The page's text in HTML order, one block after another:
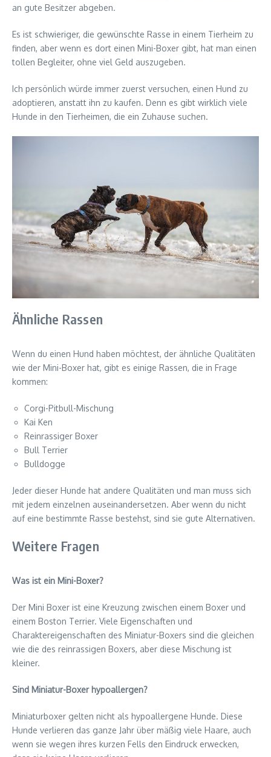
an gute Besitzer abgeben.
Es ist schwieriger, die gewünschte Rasse in einem Tierheim zu
finden, aber wenn es dort einen Mini-Boxer gibt, hat man einen
tollen Begleiter, ohne viel Geld auszugeben.
Ich persönlich würde immer zuerst versuchen, einen Hund zu
adoptieren, anstatt ihn zu kaufen. Denn es gibt wirklich viele
Hunde in den Tierheimen, die ein Zuhause suchen.
Ähnliche Rassen
Wenn du einen Hund haben möchtest, der ähnliche Qualitäten
wie der Mini-Boxer hat, gibt es einige Rassen, die in Frage
kommen:
Corgi-Pitbull-Mischung
Kai Ken
Reinrassiger Boxer
Bull Terrier
Bulldogge
Jeder dieser Hunde hat andere Qualitäten und man muss sich
mit jedem einzelnen auseinandersetzen. Aber wenn du nicht
auf eine bestimmte Rasse bestehst, sind sie gute Alternativen.
Weitere Fragen
Was ist ein Mini-Boxer?
Der Mini Boxer ist eine Kreuzung zwischen einem Boxer und
einem Boston Terrier. Viele Eigenschaften und
Charaktereigenschaften des Miniatur-Boxers sind die gleichen
wie die des reinrassigen Boxers, aber diese Mischung ist
kleiner.
Sind Miniatur-Boxer hypoallergen?
Miniaturboxer gelten nicht als hypoallergene Hunde. Diese
Hunde verlieren das ganze Jahr über mäßig viele Haare, auch
wenn sie wegen ihres kurzen Fells den Eindruck erwecken,